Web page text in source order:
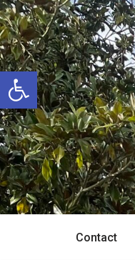
Ouvrir la barre d’outils
Aller
au
contenu
Contact